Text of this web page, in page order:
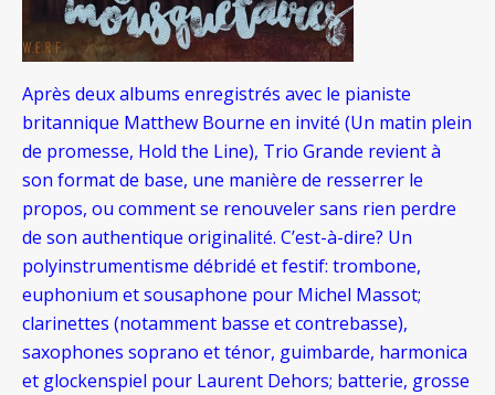
Après deux albums enregistrés avec le pianiste
britannique Matthew Bourne en invité (Un matin plein
de promesse, Hold the Line), Trio Grande revient à
son format de base, une manière de resserrer le
propos, ou comment se renouveler sans rien perdre
de son authentique originalité. C’est-à-dire? Un
polyinstrumentisme débridé et festif: trombone,
euphonium et sousaphone pour Michel Massot;
clarinettes (notamment basse et contrebasse),
saxophones soprano et ténor, guimbarde, harmonica
et glockenspiel pour Laurent Dehors; batterie, grosse